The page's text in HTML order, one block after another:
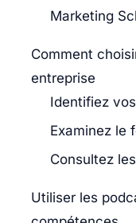
Marketing
Comment
entreprise
Identifiez
Examinez le
Consultez
Utiliser les